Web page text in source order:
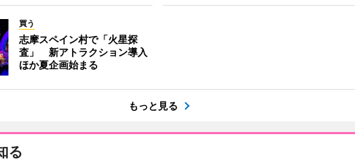
買う
志摩スペイン村で「火星探
査」 新アトラクション導入
ほか夏企画始まる
もっと見る
る